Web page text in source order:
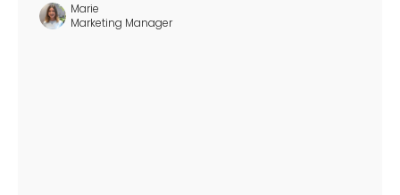
Marie
Marketing Manager